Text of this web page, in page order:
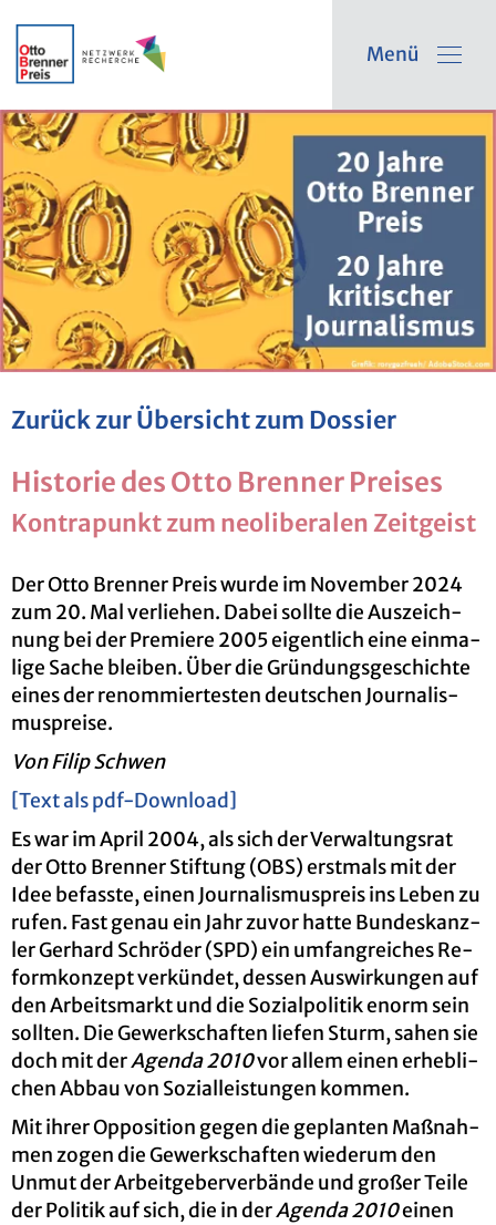
Menü
Zu­rück zur Über­sicht zum Dos­sier
His­to­rie des Otto Bren­ner Prei­ses
Kon­tra­punkt zum neo­li­be­ra­len Zeit­geist
Der Otto Bren­ner Preis wurde im No­vem­ber 2024
zum 20. Mal ver­lie­hen. Dabei soll­te die Aus­zeich­
nung bei der Pre­mie­re 2005 ei­gent­lich eine ein­ma­
li­ge Sache blei­ben. Über die Grün­dungs­ge­schich­te
eines der re­nom­mier­tes­ten deut­schen Jour­na­lis­
mus­prei­se.
Von Filip Schwen
[Text als pdf-Down­load]
Es war im April 2004, als sich der Ver­wal­tungs­rat
der Otto Bren­ner Stif­tung (OBS) erst­mals mit der
Idee be­fass­te, einen Jour­na­lis­mus­preis ins Leben zu
rufen. Fast genau ein Jahr zuvor hatte Bun­des­kanz­
ler Ger­hard Schrö­der (SPD) ein um­fang­rei­ches Re­
form­kon­zept ver­kün­det, des­sen Aus­wir­kun­gen auf
den Ar­beits­markt und die So­zi­al­po­li­tik enorm sein
soll­ten. Die Ge­werk­schaf­ten lie­fen Sturm, sahen sie
doch mit derAgen­da 2010vor allem einen er­heb­li­
chen Abbau von So­zi­al­leis­tun­gen kom­men.
Mit ihrer Op­po­si­ti­on gegen die ge­plan­ten Maß­nah­
men zogen die Ge­werk­schaf­ten wie­der­um den
Unmut der Ar­beit­ge­ber­ver­bän­de und gro­ßer Teile
der Po­li­tik auf sich, die in derAgen­da 2010einen